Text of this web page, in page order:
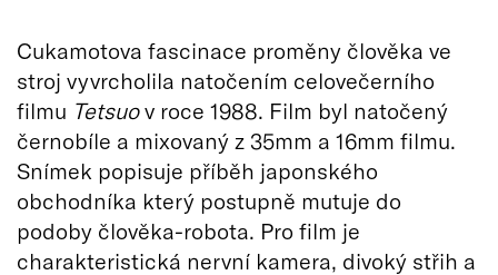
Cukamotova fascinace proměny člověka ve
stroj vyvrcholila natočením celovečerního
filmu Tetsuov roce 1988. Film byl natočený
černobíle a mixovaný z 35mm a 16mm filmu.
Snímek popisuje příběh japonského
obchodníka který postupně mutuje do
podoby člověka-robota. Pro film je
charakteristická nervní kamera, divoký střih a